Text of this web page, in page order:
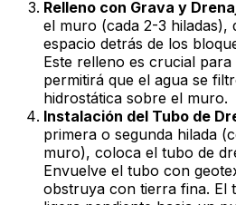
Relleno con Grava y
el muro (cada 2-3 hiladas),
espacio detrás de los
Este relleno es crucial
permitirá que el agua se
hidrostática sobre el muro.
Instalación del Tubo de
primera o segunda hilada
muro), coloca el tubo de
Envuelve el tubo con
obstruya con tierra fina. El